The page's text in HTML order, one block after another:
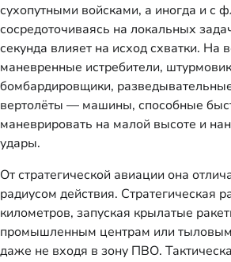
сухопутными войсками, а иногда и с
сосредоточиваясь на локальных
секунда влияет на исход схватки. На
маневренные истребители,
бомбардировщики,
вертолёты — машины, способные
маневрировать на малой высоте и
удары.
От стратегической авиации она
радиусом действия. Стратегическая
километров, запуская крылатые
промышленным центрам или тыловым
даже не входя в зону ПВО.